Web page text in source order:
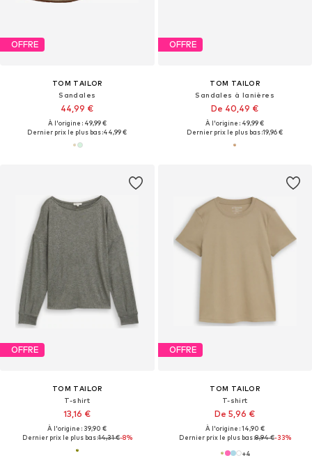
OFFRE
TOM TAILOR
Sandales
44,99 €
À l'origine : 49,99 €
Dernier prix le plus bas :44,99 €
OFFRE
TOM TAILOR
Sandales à lanières
De 40,49 €
À l'origine : 49,99 €
Dernier prix le plus bas :19,96 €
OFFRE
TOM TAILOR
T-shirt
13,16 €
À l'origine : 39,90 €
Dernier prix le plus bas :14,31 €-8%
OFFRE
TOM TAILOR
T-shirt
De 5,96 €
À l'origine : 14,90 €
Dernier prix le plus bas :8,94 €-33%
+4